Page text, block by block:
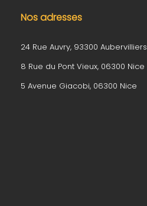
Nos adresses
24 Rue Auvry, 93300 Aubervilliers
8 Rue du Pont Vieux, 06300 Nice
5 Avenue Giacobi, 06300 Nice